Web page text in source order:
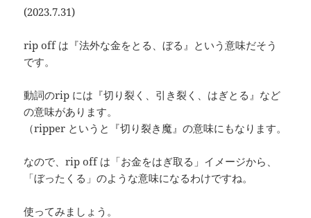
(2023.7.31)
rip off は『法外な金をとる、ぼる』という意味だそう
です。
動詞のrip には『切り裂く、引き裂く、はぎとる』など
の意味があります。
（ripper というと『切り裂き魔』の意味にもなります。
なので、rip off は「お金をはぎ取る」イメージから、
「ぼったくる」のような意味になるわけですね。
使ってみましょう。